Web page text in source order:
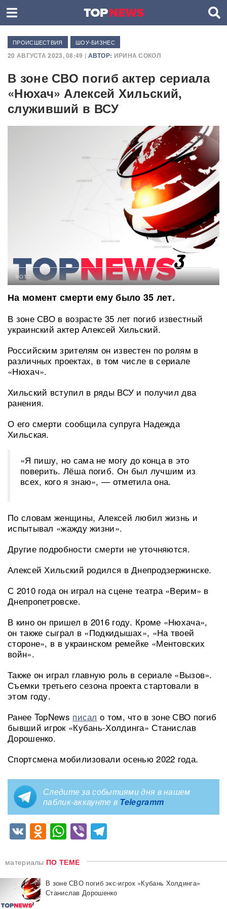
ПРОИСШЕСТВИЯ ШОУ-БИЗНЕС
20 АВГУСТА 2023, 08:49 | АВТОР: ИРИНА СОКОЛ
В зоне СВО погиб актер сериала
«Нюхач» Алексей Хильский,
служивший в ВСУ
ФОТО:
На момент смерти ему было 35 лет.
В зоне СВО в возрасте 35 лет погиб известный
украинский актер Алексей Хильский.
Российским зрителям он известен по ролям в
различных проектах, в том числе в сериале
«Нюхач».
Хильский вступил в ряды ВСУ и получил два
ранения.
О его смерти сообщила супруга Надежда
Хильская.
«Я пишу, но сама не могу до конца в это
поверить. Лёша погиб. Он был лучшим из
всех, кого я знаю», — отметила она.
По словам женщины, Алексей любил жизнь и
испытывал «жажду жизни».
Другие подробности смерти не уточняются.
Алексей Хильский родился в Днепродзержинске.
С 2010 года он играл на сцене театра «Верим» в
Днепропетровске.
В кино он пришел в 2016 году. Кроме «Нюхача»,
он также сыграл в «Подкидышах», «На твоей
стороне», в в украинском ремейке «Ментовских
войн».
Также он играл главную роль в сериале «Вызов».
Съемки третьего сезона проекта стартовали в
этом году.
Ранее TopNews писал о том, что в зоне СВО погиб
бывший игрок «Кубань-Холдинга» Станислав
Дорошенко.
Спортсмена мобилизовали осенью 2022 года.
Следите за событиями дня в нашем
паблик-аккаунте в Telegramm
VKOdnoklassniki
WhatsApp
Viber
материалы ПО ТЕМЕ
В зоне СВО погиб экс-игрок «Кубань Холдинга»
Станислав Дорошенко